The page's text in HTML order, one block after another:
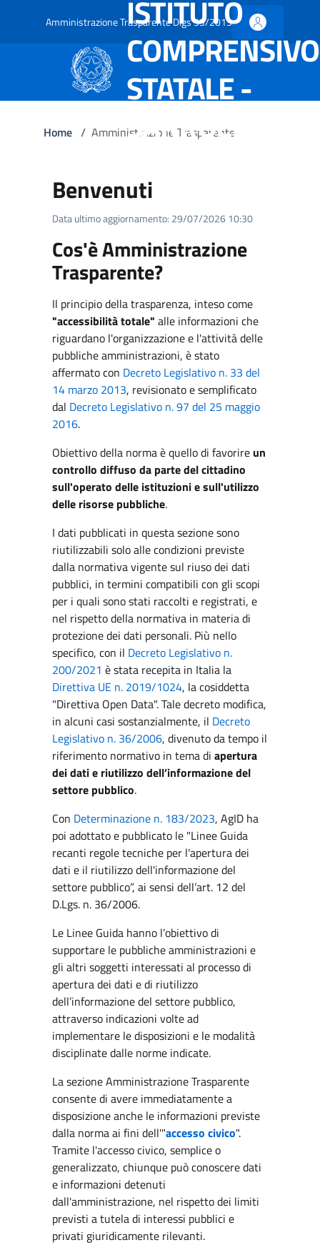
Amministrazione Trasparente Dlgs 33/2013
ISTITUTO
COMPRENSIVO
STATALE -
SARROCH
Home / Amministrazione Trasparente
Benvenuti
Data ultimo aggiornamento: 29/07/2026 10:30
Cos'è Amministrazione
Trasparente?
Il principio della trasparenza, inteso come
"accessibilità totale" alle informazioni che
riguardano l'organizzazione e l'attività delle
pubbliche amministrazioni, è stato
affermato con Decreto Legislativo n. 33 del
14 marzo 2013, revisionato e semplificato
dal Decreto Legislativo n. 97 del 25 maggio
2016.
Obiettivo della norma è quello di favorire un
controllo diffuso da parte del cittadino
sull'operato delle istituzioni e sull'utilizzo
delle risorse pubbliche.
I dati pubblicati in questa sezione sono
riutilizzabili solo alle condizioni previste
dalla normativa vigente sul riuso dei dati
pubblici, in termini compatibili con gli scopi
per i quali sono stati raccolti e registrati, e
nel rispetto della normativa in materia di
protezione dei dati personali. Più nello
specifico, con il Decreto Legislativo n.
200/2021 è stata recepita in Italia la
Direttiva UE n. 2019/1024, la cosiddetta
"Direttiva Open Data". Tale decreto modifica,
in alcuni casi sostanzialmente, il Decreto
Legislativo n. 36/2006, divenuto da tempo il
riferimento normativo in tema diapertura
dei dati e riutilizzo dell’informazione del
settore pubblico.
Con Determinazione n. 183/2023, AgID ha
poi adottato e pubblicato le "Linee Guida
recanti regole tecniche per l'apertura dei
dati e il riutilizzo dell'informazione del
settore pubblico”, ai sensi dell’art. 12 del
D.Lgs. n. 36/2006.
Le Linee Guida hanno l’obiettivo di
supportare le pubbliche amministrazioni e
gli altri soggetti interessati al processo di
apertura dei dati e di riutilizzo
dell’informazione del settore pubblico,
attraverso indicazioni volte ad
implementare le disposizioni e le modalità
disciplinate dalle norme indicate.
La sezione Amministrazione Trasparente
consente di avere immediatamente a
disposizione anche le informazioni previste
dalla norma ai fini dell'"accesso civico".
Tramite l'accesso civico, semplice o
generalizzato, chiunque può conoscere dati
e informazioni detenuti
dall'amministrazione, nel rispetto dei limiti
previsti a tutela di interessi pubblici e
privati giuridicamente rilevanti.